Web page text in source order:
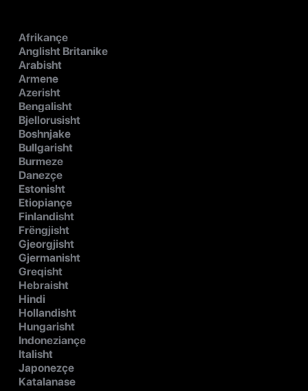
Afrikançe
Anglisht Britanike
Arabisht
Armene
Azerisht
Bengalisht
Bjellorusisht
Boshnjake
Bullgarisht
Burmeze
Danezçe
Estonisht
Etiopiançe
Finlandisht
Frëngjisht
Gjeorgjisht
Gjermanisht
Greqisht
Hebraisht
Hindi
Hollandisht
Hungarisht
Indoneziançe
Italisht
Japonezçe
Katalanase